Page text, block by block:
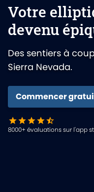
Votre
devenu
Des sentiers à
Sierra Nevada.
Commencer
8000+ évaluations sur l'app